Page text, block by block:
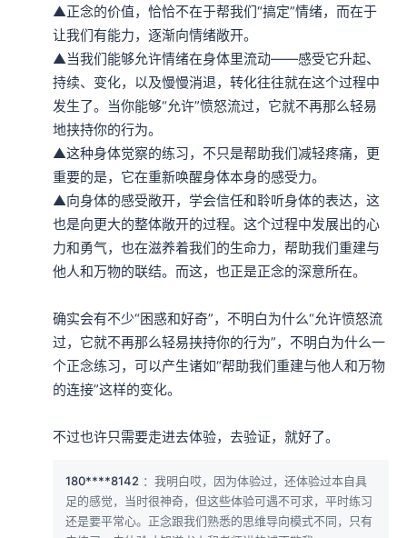
自己。因为如果盆骨低于双膝，为了稳住重心，身体就会
不自觉地往前倾，这样一来，脊柱会受到挤压，坐久了腰
背也更容易酸痛。
本集编辑：LinQ，夏夏
▲正念的价值，恰恰不在于帮我们“搞定”情绪，而在于
让我们有能力，逐渐向情绪敞开。
▲当我们能够允许情绪在身体里流动——感受它升起、
持续、变化，以及慢慢消退，转化往往就在这个过程中
发生了。当你能够“允许”愤怒流过，它就不再那么轻易
地挟持你的行为。
▲这种身体觉察的练习，不只是帮助我们减轻疼痛，更
重要的是，它在重新唤醒身体本身的感受力。
▲向身体的感受敞开，学会信任和聆听身体的表达，这
也是向更大的整体敞开的过程。这个过程中发展出的心
力和勇气，也在滋养着我们的生命力，帮助我们重建与
他人和万物的联结。而这，也正是正念的深意所在。
确实会有不少“困惑和好奇”，不明白为什么“允许愤怒流
过，它就不再那么轻易挟持你的行为”，不明白为什么一
个正念练习，可以产生诸如“帮助我们重建与他人和万物
的连接”这样的变化。
不过也许只需要走进去体验，去验证，就好了。
180****8142 ：我明白哎，因为体验过，还体验过本自具
足的感觉，当时很神奇，但这些体验可遇不可求，平时练习
还是要平常心。正念跟我们熟悉的思维导向模式不同，只有